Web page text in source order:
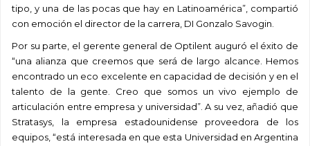
tipo, y una de las pocas que hay en Latinoamérica”, compartió
con emoción el director de la carrera, DI Gonzalo Savogin.
Por su parte, el gerente general de Optilent auguró el éxito de
“una alianza que creemos que será de largo alcance. Hemos
encontrado un eco excelente en capacidad de decisión y en el
talento de la gente. Creo que somos un vivo ejemplo de
articulación entre empresa y universidad”. A su vez, añadió que
Stratasys, la empresa estadounidense proveedora de los
equipos, “está interesada en que esta Universidad en Argentina